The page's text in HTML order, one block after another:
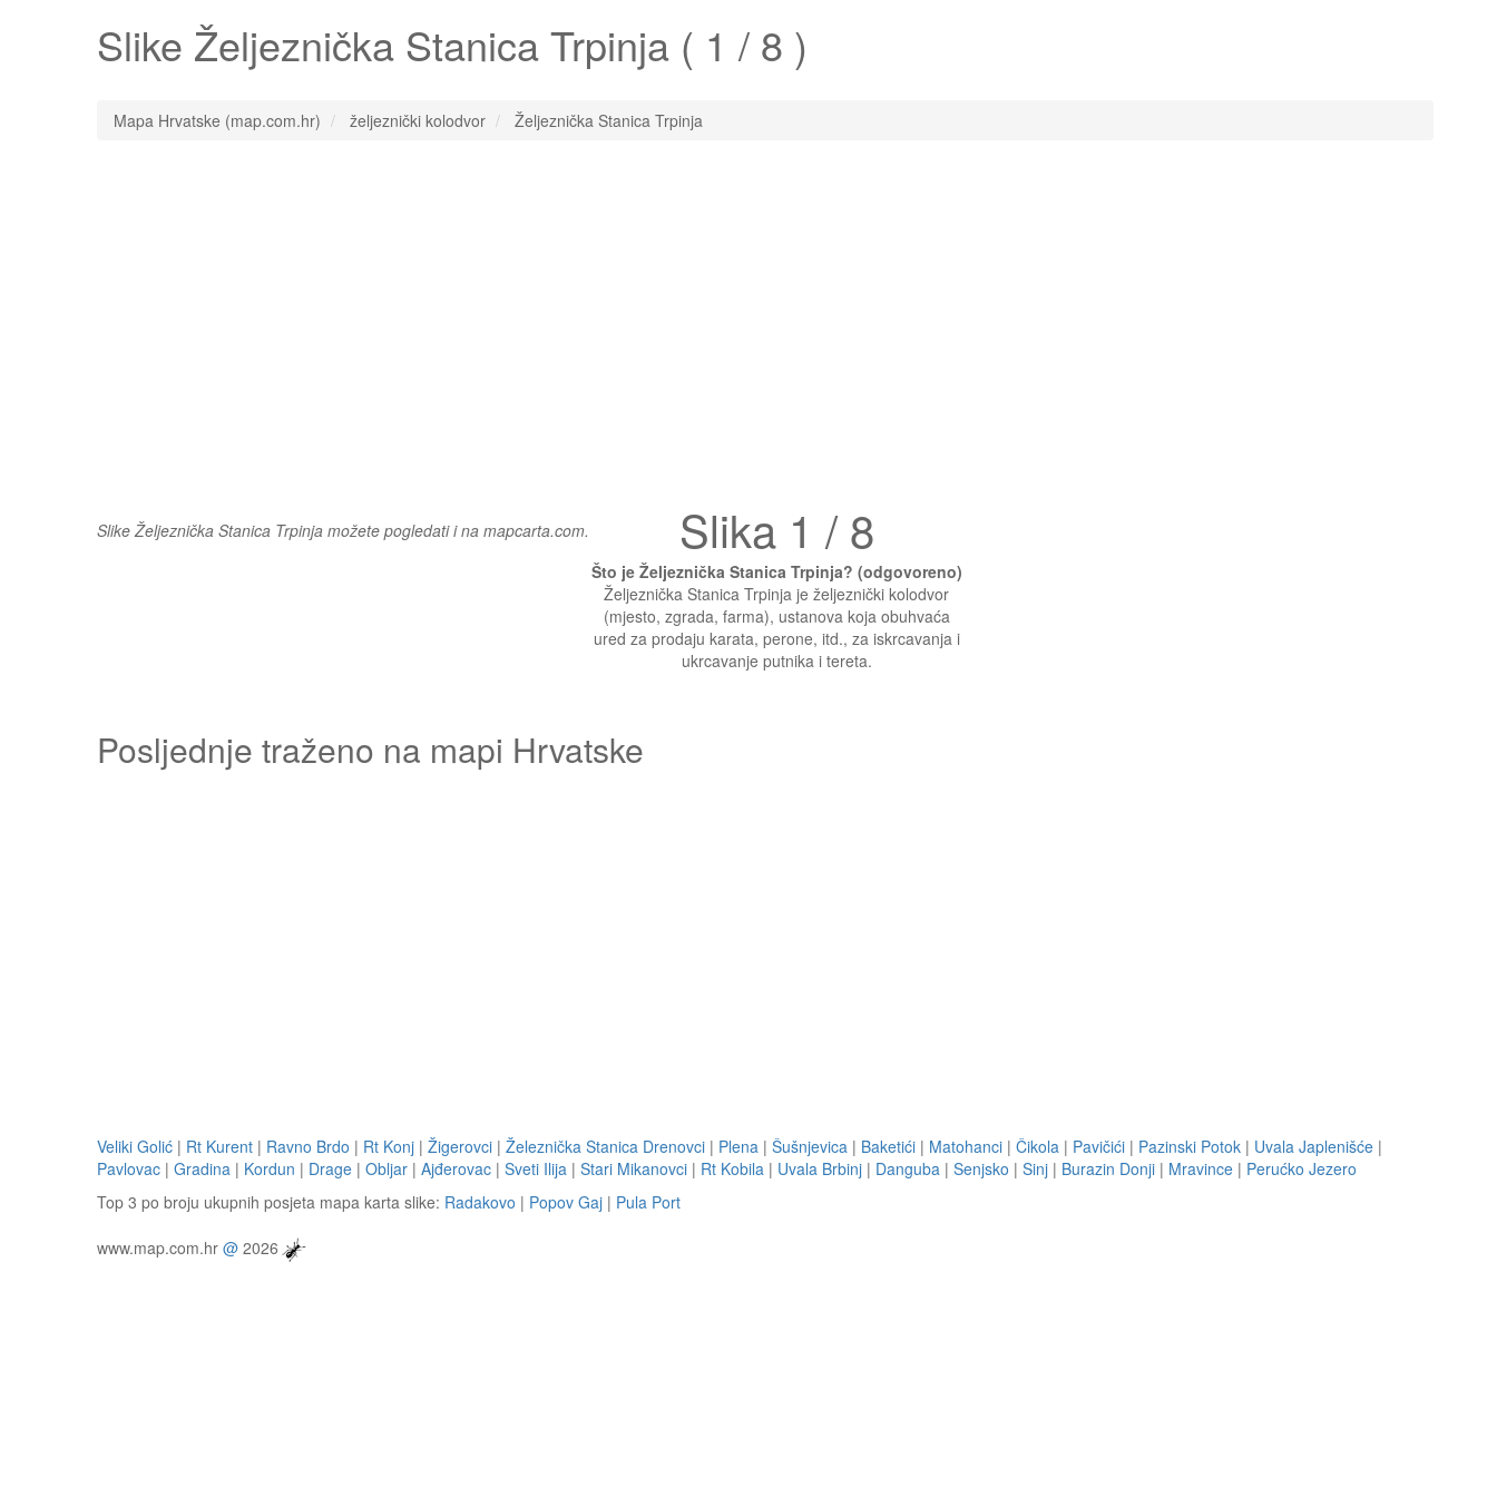
Slike Željeznička Stanica Trpinja ( 1 / 8 )
Mapa Hrvatske (map.com.hr) željeznički kolodvor Željeznička Stanica Trpinja
Slike Željeznička Stanica Trpinja možete pogledati i na mapcarta.com. Slika 1 / 8
Što je Željeznička Stanica Trpinja? (odgovoreno)
Željeznička Stanica Trpinja je željeznički kolodvor
(mjesto, zgrada, farma), ustanova koja obuhvaća
ured za prodaju karata, perone, itd., za iskrcavanja i
ukrcavanje putnika i tereta.
Posljednje traženo na mapi Hrvatske
Veliki Golić | Rt Kurent | Ravno Brdo | Rt Konj | Žigerovci | Železnička Stanica Drenovci | Plena | Šušnjevica | Baketići | Matohanci | Čikola | Pavičići | Pazinski Potok | Uvala Japlenišće |
Pavlovac | Gradina | Kordun | Drage | Obljar | Ajđerovac | Sveti Ilija | Stari Mikanovci | Rt Kobila | Uvala Brbinj | Danguba | Senjsko | Sinj | Burazin Donji | Mravince | Perućko Jezero
Top 3 po broju ukupnih posjeta mapa karta slike: Radakovo | Popov Gaj | Pula Port
www.map.com.hr @ 2026